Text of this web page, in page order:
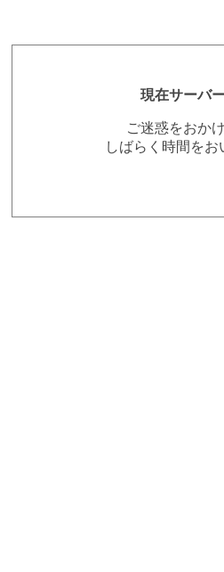
現在サーバ
ご迷惑をおか
しばらく時間を